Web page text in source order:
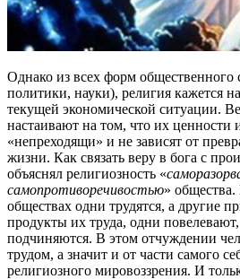
Однако из всех форм общественного
политики, науки), религия кажется
текущей экономической ситуации.
настаивают на том, что их
«непреходящи» и не зависят от
жизни. Как связать веру в бога с
объяснял религиозность «
самопротиворечивостью»
обществах одни трудятся, а другие
продукты их труда, одни
подчиняются. В этом отчуждении
трудом, а значит и от части самого
религиозного мировоззрения. И